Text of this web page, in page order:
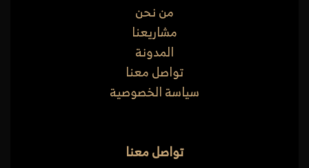
من نحن
مشاريعنا
المدونة
تواصل معنا
سياسة الخصوصية
تواصل معنا